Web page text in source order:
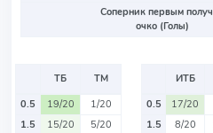
Соперник первым
очко (Голы)
ТБ
ТМ
0.5
19/20
1/20
1.5
15/20
5/20
ИТБ
0.5
17/20
1.5
8/20